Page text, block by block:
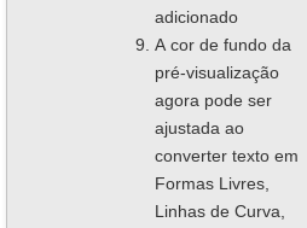
adicionado
A cor de fundo da
pré-visualização
agora pode ser
ajustada ao
converter texto em
Formas Livres,
Linhas de Curva,